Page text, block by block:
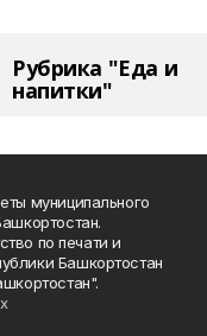
Рубрика "Еда и
напитки"
муниципального
по печати и
Башкортостан